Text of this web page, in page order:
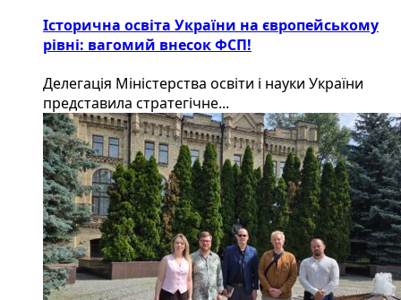
Історична освіта України на європейському
рівні: вагомий внесок ФСП!
Делегація Міністерства освіти і науки України
представила стратегічне...